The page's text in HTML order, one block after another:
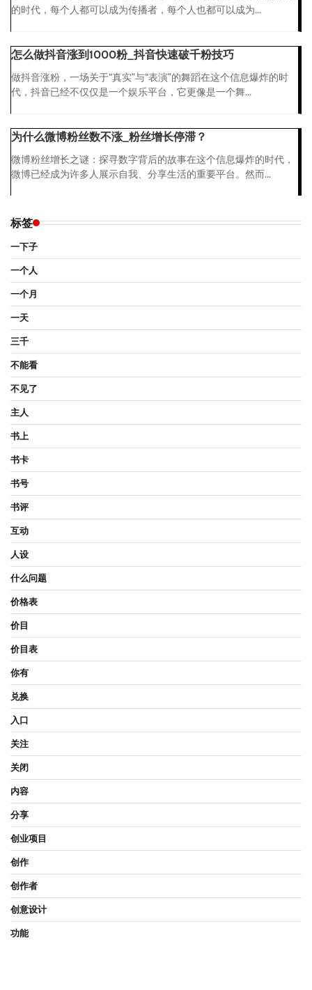
的时代，每个人都可以成为传播者，每个人也都可以成为...
怎么做抖音涨到1000粉_抖音快速破千粉技巧
做抖音涨粉，一场关于“真实”与“表演”的舞蹈在这个信息爆炸的时
代，抖音已经不仅仅是一个娱乐平台，它更像是一个舞...
为什么微博粉丝数不涨_粉丝增长停滞？
微博粉丝增长之谜：探寻数字背后的故事在这个信息爆炸的时代，
微博已经成为许多人展示自我、分享生活的重要平台。然而...
标签
一下子
一个人
一个月
一天
三千
不能看
不见了
主人
书上
书卡
书号
书评
互动
人设
什么问题
价格表
价目
价目表
你有
兑换
入口
关注
关闭
内容
分享
创业项目
创作
创作者
创意设计
功能